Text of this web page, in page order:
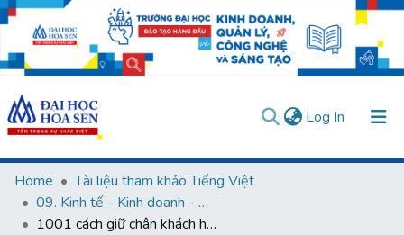
Log In (current)
Communities & Collections
All of DSpace
Home
Tài liệu tham khảo Tiếng Việt
09. Kinh tế - Kinh doanh - Đầu tư
1001 cách giữ chân khách hàng : cuốn sách quý giá mà mỗi nhà doanh nghiệp cần trang bị cho mình